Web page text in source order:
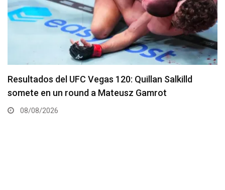
Se presenta un nuevo y remodelado UFC Meta
Apex
08/08/2026